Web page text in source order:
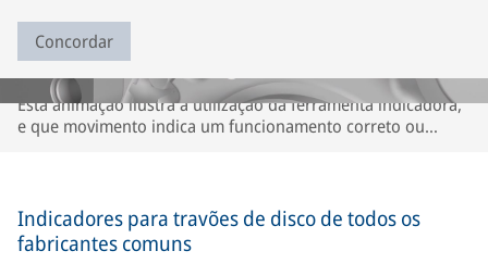
Concordar
Esta animação ilustra a utilização da ferramenta indicadora,
e que movimento indica um funcionamento correto ou
favor, observe as instruções do respectivo fabricante do
veículo e eixo.
Indicadores para travões de disco de todos os
fabricantes comuns